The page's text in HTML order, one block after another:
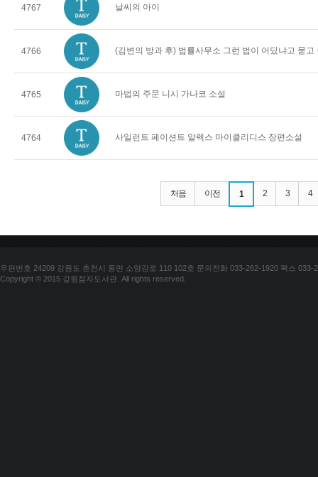
4767 날씨의 아이
4766 (김변의 방과 후) 법률사무소 그런 법이 어딨냐고 묻고
4765 마법의 주문 니시 가나코 소설
4764 사일런트 페이션트 알렉스 마이클리디스 장편소설
처음 이전 1 2 3 4
우편번호 24209 강원도 춘천시 동면 소양강로 110 102호 문의전화 033-262-1920 팩스 033-
Copyright © 2015 강원점자도서관. All rights reserved.